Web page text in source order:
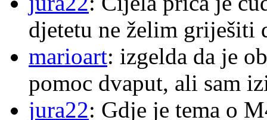
djetetu ne želim griješiti
marioart: izgelda da je
pomoc dvaput, ali sam
jura22: Gdje je tema o